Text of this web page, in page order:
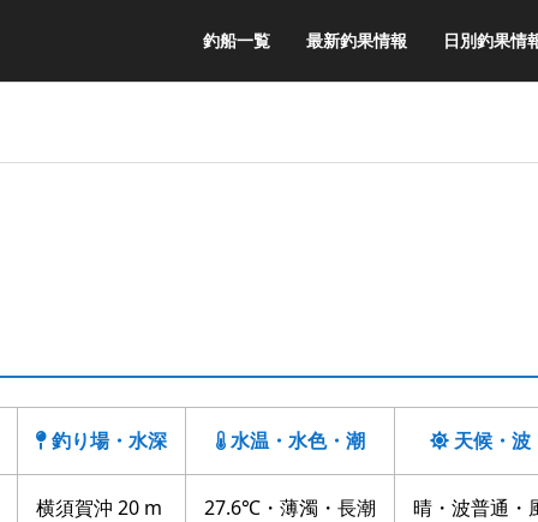
釣船一覧 最新釣果情報 日別釣果情
釣り場・水深 水温・水色・潮 天候・波
横須賀沖 20 m 27.6℃・薄濁・長潮 晴・波普通・